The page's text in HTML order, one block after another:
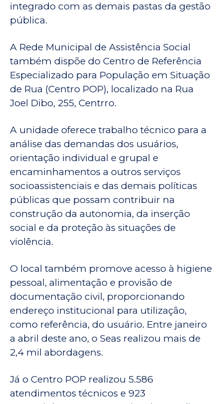
integrado com as demais pastas da gestão
pública.
A Rede Municipal de Assistência Social
também dispõe do Centro de Referência
Especializado para População em Situação
de Rua (Centro POP), localizado na Rua
Joel Dibo, 255, Centrro.
A unidade oferece trabalho técnico para a
análise das demandas dos usuários,
orientação individual e grupal e
encaminhamentos a outros serviços
socioassistenciais e das demais políticas
públicas que possam contribuir na
construção da autonomia, da inserção
social e da proteção às situações de
violência.
O local também promove acesso à higiene
pessoal, alimentação e provisão de
documentação civil, proporcionando
endereço institucional para utilização,
como referência, do usuário. Entre janeiro
a abril deste ano, o Seas realizou mais de
2,4 mil abordagens.
Já o Centro POP realizou 5.586
atendimentos técnicos e 923